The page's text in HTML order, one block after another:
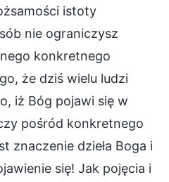
istoty
nie ograniczysz
konkretnego
że dziś wielu ludzi
iż Bóg pojawi się w
pośród konkretnego
znaczenie dzieła Boga i
się! Jak pojęcia i